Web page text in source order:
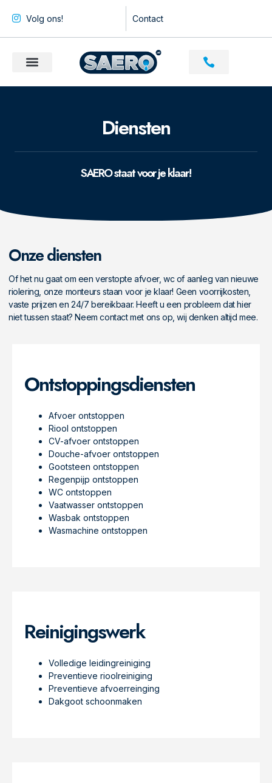
Volg ons! Contact
Diensten
SAERO staat voor je klaar!
Onze diensten
Of het nu gaat om een verstopte afvoer, wc of aanleg van nieuwe
riolering, onze monteurs staan voor je klaar! Geen voorrijkosten,
vaste prijzen en 24/7 bereikbaar. Heeft u een probleem dat hier
niet tussen staat? Neem contact met ons op, wij denken altijd mee.
Ontstoppingsdiensten
Afvoer ontstoppen
Riool ontstoppen
CV-afvoer ontstoppen
Douche-afvoer ontstoppen
Gootsteen ontstoppen
Regenpijp ontstoppen
WC ontstoppen
Vaatwasser ontstoppen
Wasbak ontstoppen
Wasmachine ontstoppen
Reinigingswerk
Volledige leidingreiniging
Preventieve rioolreiniging
Preventieve afvoerreinging
Dakgoot schoonmaken